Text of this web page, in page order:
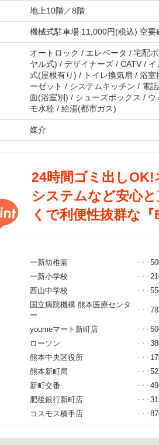
地上10階／8階
機械式駐車場 11,000円(税込) 空要
オートロック / エレベータ / 宅配
ヤル式) / デザイナーズ / CATV /
式(屋根有り) / トイレ換気扇 / 浴
ーゼット / システムキッチン / 電
面(浴室別) / シューズボックス /
モ水栓 / 給湯(都市ガス)
媒介
24時間ゴミ出しOK!
システムなど安心
くで利便性抜群な『
一新幼稚園 ・・・
一新小学校 ・・・
西山中学校 ・・・
国立病院機構 熊本医療センタ
ー
・・・
youmeマート新町店 ・・・
ローソン ・・・
熊本中央区役所 ・・・
熊本新町局 ・・・
新町交番 ・・・
肥後銀行新町店 ・・・
コスモス横手店 ・・・